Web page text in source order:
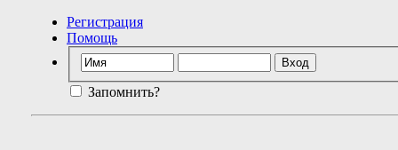
Регистрация
Помощь
Запомнить?